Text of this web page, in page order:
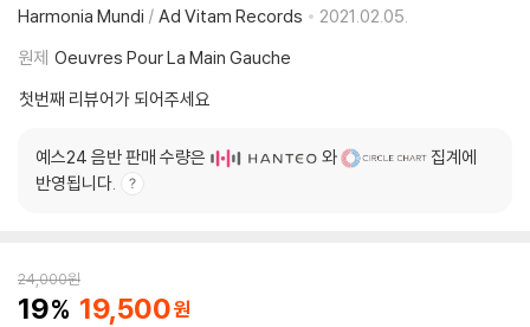
Harmonia Mundi / Ad Vitam Records
2021.02.05.
원제 Oeuvres Pour La Main Gauche
첫번째 리뷰어가 되어주세요
예스24 음반 판매 수량은 와
집계에
반영됩니다.
24,000원
19 19,500